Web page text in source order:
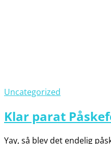
Uncategorized
Klar parat
Yay, så blev det endelig